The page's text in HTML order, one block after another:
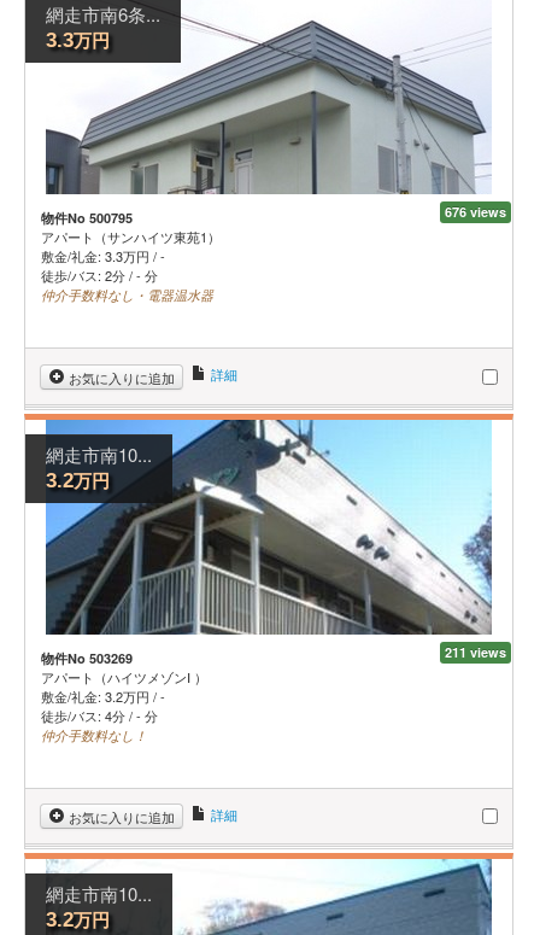
網走市南6条...
3.3万円
676 views
物件No 500795
アパート（サンハイツ東苑1）
敷金/礼金: 3.3万円 /-
徒歩/バス: 2分 / - 分
仲介手数料なし・電器温水器
お気に入りに追加 詳細
網走市南10...
3.2万円
211 views
物件No 503269
アパート（ハイツメゾンⅠ ）
敷金/礼金: 3.2万円 /-
徒歩/バス: 4分 / - 分
仲介手数料なし！
お気に入りに追加 詳細
網走市南10...
3.2万円